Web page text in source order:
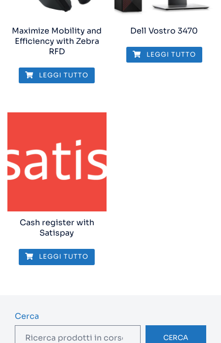
Maximize Mobility and
Efficiency with Zebra
RFD
LEGGI TUTTO
Dell Vostro 3470
LEGGI TUTTO
Cash register with
Satispay
LEGGI TUTTO
Cerca
CERCA